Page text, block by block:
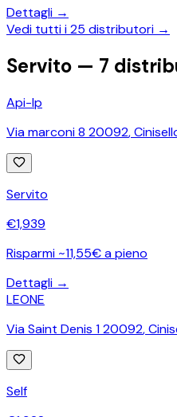
Dettagli →
Vedi tutti i25 distributori →
Servito — 7
Api-Ip
Via marconi 8 20092,
Servito
€1,939
Risparmi ~11,55€ a pieno
Dettagli →
LEONE
Via Saint Denis 1 20092,
Self